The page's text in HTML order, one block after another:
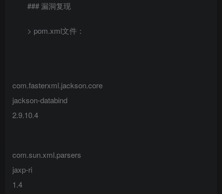
### 漏洞复现
> pom.xml文件：
com.fasterxml.jackson.core
jackson-databind
2.9.10.4
com.sun.xml.parsers
jaxp-ri
1.4